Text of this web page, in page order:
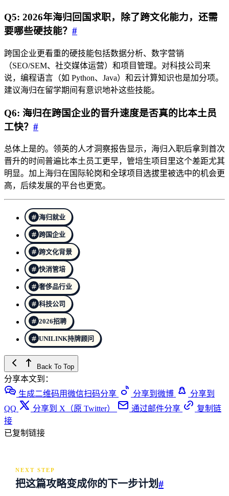
Q5: 2026年海归回国求职，除了跨文化能力，还需
要哪些硬技能？ #
跨国企业更看重的硬技能包括数据分析、数字营销
（SEO/SEM、社交媒体运营）和项目管理。对科技公司来
说，编程语言（如 Python、Java）和云计算知识也是加分项。
建议海归在留学期间有意识地补这些技能。
Q6: 海归在跨国企业的晋升速度是否真的比本土员
工快？ #
总体上是的。领英的人才洞察报告显示，海归入职后拿到首次
晋升的时间普遍比本土员工更早，管培生项目里这个差距尤其
明显。加上海归在国际轮岗和全球项目选拔里被选中的机会更
高，后续发展的平台也更宽。
海归就业
跨国企业
跨文化背景
快消管培
奢侈品行业
科技公司
2026招聘
UNILINK持牌顾问
Back To Top
分享本文到：
生成二维码用微信扫码分享
分享到微博
分享到
QQ
分享到 X（原 Twitter） 通过邮件分享
复制链
接
已复制链接
NEXT STEP
把这篇攻略变成你的下一步计划#